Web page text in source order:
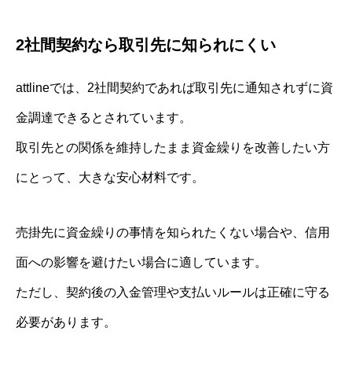
2社間契約なら取引先に知られにくい
attlineでは、2社間契約であれば取引先に通知されずに資
金調達できるとされています。
取引先との関係を維持したまま資金繰りを改善したい方
にとって、大きな安心材料です。
売掛先に資金繰りの事情を知られたくない場合や、信用
面への影響を避けたい場合に適しています。
ただし、契約後の入金管理や支払いルールは正確に守る
必要があります。